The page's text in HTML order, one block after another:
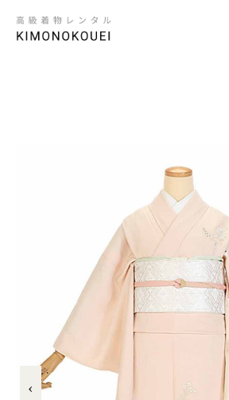
結納
卒入学式・卒入園式
パーティ・ビジネス
観劇・お茶会・街歩き
‹